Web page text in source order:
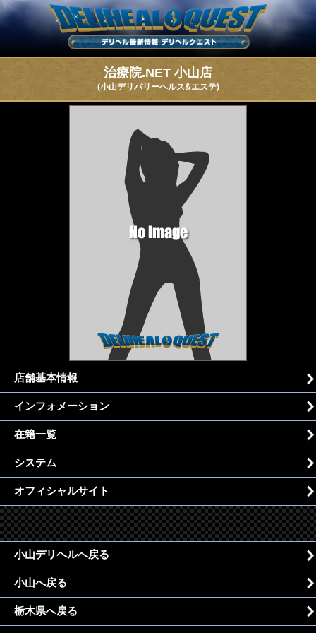
治療院.NET 小山店
(小山デリバリーヘルス&エステ)
店舗基本情報
インフォメーション
在籍一覧
システム
オフィシャルサイト
小山デリヘルへ戻る
小山へ戻る
栃木県へ戻る